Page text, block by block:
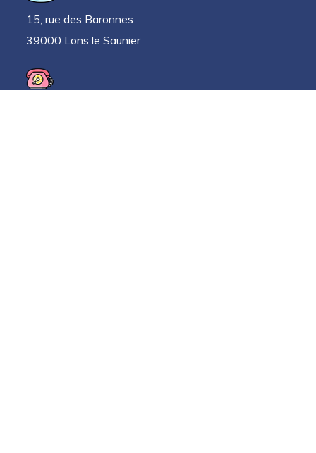
15, rue des Baronnes
39000 Lons le Saunier